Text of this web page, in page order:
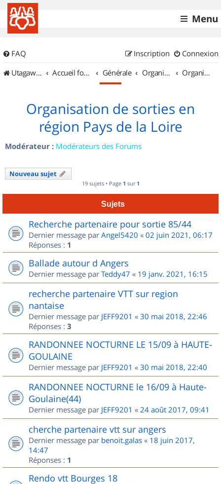
Menu
FAQ Connexion
Inscription
UtagawaVTT (Randos VTT et VTTAE avec traces GPS)
Accueil forum Générale Organisation de sorties & Recherche de partenaires Organisation de sorties en région Pays de la Loire
Organisation de sorties en
région Pays de la Loire
Modérateur : Modérateurs des Forums
Nouveau sujet
19 sujets • Page 1 sur 1
Sujets
Recherche partenaire pour sortie 85/44
Dernier message par Angel5420 « 02 juin 2021, 06:17
Réponses : 1
Ballade autour d Angers
Dernier message par Teddy47 « 19 janv. 2021, 16:15
recherche partenaire VTT sur region
nantaise
Dernier message par JEFF9201 « 30 mai 2018, 22:46
Réponses : 3
RANDONNEE NOCTURNE LE 15/09 à HAUTE-
GOULAINE
Dernier message par JEFF9201 « 30 mai 2018, 22:40
RANDONNEE NOCTURNE le 16/09 à Haute-
Goulaine(44)
Dernier message par JEFF9201 « 24 août 2017, 09:41
cherche partenaire vtt sur angers
Dernier message par benoit.galas « 18 juin 2017,
14:47
Réponses : 1
Rendo vtt Bourges 18